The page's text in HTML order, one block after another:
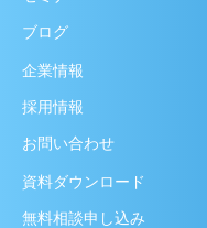
ブログ
企業情報
採用情報
お問い合わせ
資料ダウンロード
無料相談申し込み